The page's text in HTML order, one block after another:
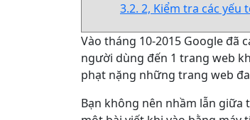
3.2. 2, Kiểm tra các
Vào tháng 10-2015 Google
người dùng đến 1 trang web
phạt nặng những trang web
Bạn không nên nhầm lẫn